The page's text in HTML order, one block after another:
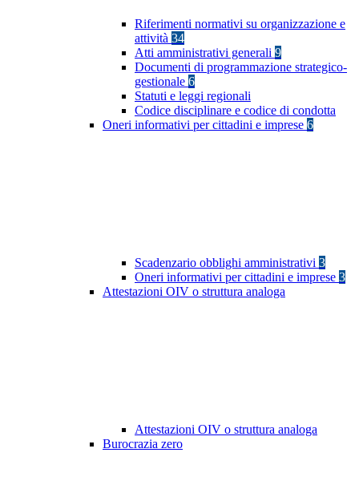
Riferimenti normativi su organizzazione e
attività 34
Atti amministrativi generali 9
Documenti di programmazione strategico-
gestionale 6
Statuti e leggi regionali
Codice disciplinare e codice di condotta
Oneri informativi per cittadini e imprese 6
Scadenzario obblighi amministrativi 3
Oneri informativi per cittadini e imprese 3
Attestazioni OIV o struttura analoga
Attestazioni OIV o struttura analoga
Burocrazia zero